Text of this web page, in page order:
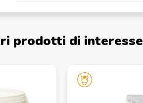
prodotti di interesse